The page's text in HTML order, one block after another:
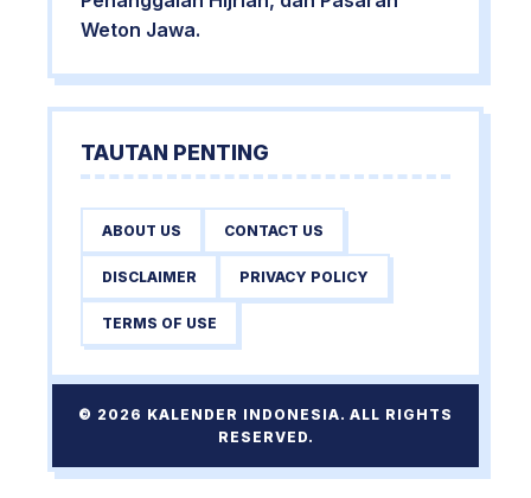
Weton Jawa.
TAUTAN PENTING
ABOUT US CONTACT US
DISCLAIMER PRIVACY POLICY
TERMS OF USE
© 2026 KALENDER INDONESIA. ALL RIGHTS
RESERVED.